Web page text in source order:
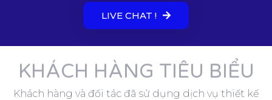
LIVE CHAT !
KHÁCH HÀNG TIÊU BIỂU
Khách hàng và đối tác đã sử dụng dịch vụ thiết kế